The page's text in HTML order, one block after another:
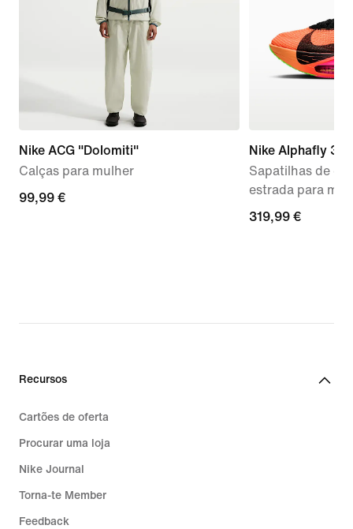
Nike ACG "Dolomiti"
Calças para mulher
99,99
99,99 €
Nike Alphafly 3
Sapatilhas de
estrada para
319,99
319,99 €
Recursos
Cartões de oferta
Procurar uma loja
Nike Journal
Torna-te Member
Feedback